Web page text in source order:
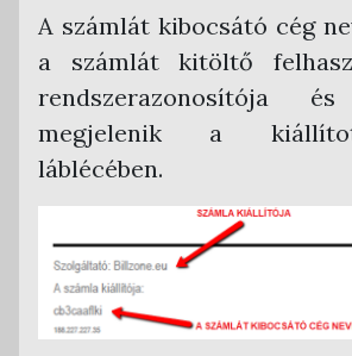
A számlát kibocsátó cég
a számlát kitöltő
rendszerazonosítója
megjelenik a
láblécében.